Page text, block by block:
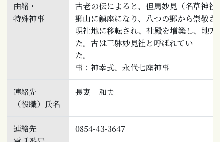
由緒・
特殊神事
古老の伝によると、但馬妙見（名草神社
郷山に鎮座になり、八つの郷から崇敬
現社地に移転され、社殿を増築し、地
た。古は三躰妙見社と呼ばれてい
た。
事：神幸式、永代七座神事
連絡先
（役職）氏名
長妻 和夫
連絡先
0854-43-3647